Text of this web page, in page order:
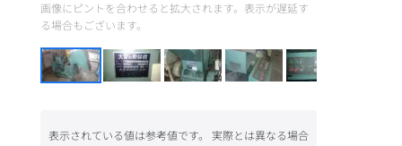
画像にピントを合わせると拡大されます。表示が遅延す
る場合もございます。
表示されている値は参考値です。 実際とは異なる場合